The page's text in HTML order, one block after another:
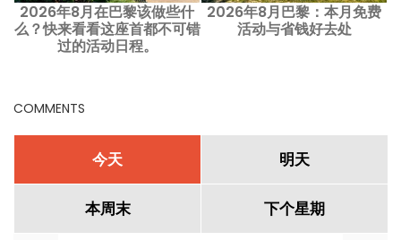
2026年8月在巴黎该做些什
么？快来看看这座首都不可错
过的活动日程。
2026年8月巴黎：本月免费
活动与省钱好去处
COMMENTS
今天 明天
本周末 下个星期